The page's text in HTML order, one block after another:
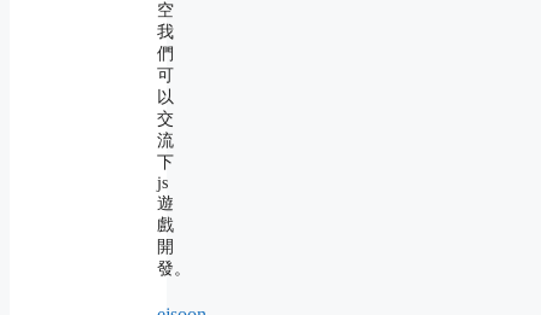
空
我
們
可
以
交
流
下
js
遊
戲
開
發。